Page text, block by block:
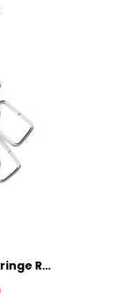
Sharplace 20x Rechteckringe Rechteck Ring Metallring Schlaufen für die Herstellung von Gürtel, Tasche, Hundehalsbänder, Silber, 25x16x2.8mm